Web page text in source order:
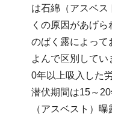
は石綿（アスベスト
くの原因があげられ
のばく露によってお
よんで区別していま
0年以上吸入した労
潜伏期間は15～20
（アスベスト）曝